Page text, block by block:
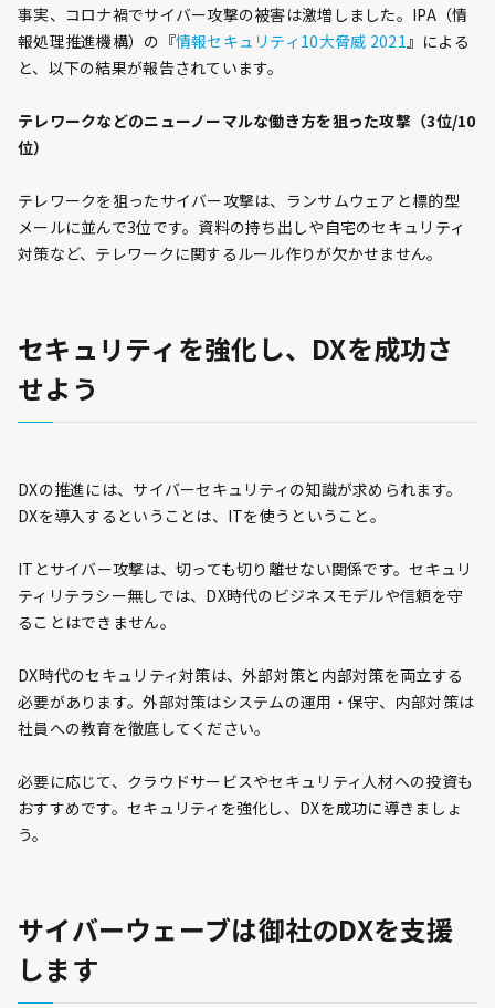
事実、コロナ禍でサイバー攻撃の被害は激増しました。IPA（情
報処理推進機構）の『情報セキュリティ10大脅威 2021 』による
と、以下の結果が報告されています。
テレワークなどのニューノーマルな働き方を狙った攻撃（3位/10
位）
テレワークを狙ったサイバー攻撃は、ランサムウェアと標的型
メールに並んで3位です。資料の持ち出しや自宅のセキュリティ
対策など、テレワークに関するルール作りが欠かせません。
セキュリティを強化し、DXを成功さ
せよう
DXの推進には、サイバーセキュリティの知識が求められます。
DXを導入するということは、ITを使うということ。
ITとサイバー攻撃は、切っても切り離せない関係です。セキュリ
ティリテラシー無しでは、DX時代のビジネスモデルや信頼を守
ることはできません。
DX時代のセキュリティ対策は、外部対策と内部対策を両立する
必要があります。外部対策はシステムの運用・保守、内部対策は
社員への教育を徹底してください。
必要に応じて、クラウドサービスやセキュリティ人材への投資も
おすすめです。セキュリティを強化し、DXを成功に導きましょ
う。
サイバーウェーブは御社のDXを支援
します